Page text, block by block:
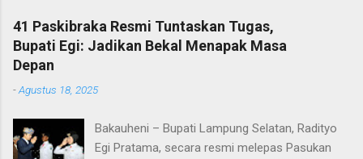
41 Paskibraka Resmi Tuntaskan Tugas,
Bupati Egi: Jadikan Bekal Menapak Masa
Depan
-Agustus 18, 2025
Bakauheni – Bupati Lampung Selatan, Radityo
Egi Pratama, secara resmi melepas Pasukan